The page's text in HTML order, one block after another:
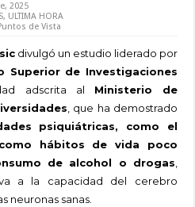
2025
, ULTIMA HORA
de Vista
divulgó un estudio liderado por
Superior de Investigaciones
adscrita al Ministerio de
, que ha demostrado
psiquiátricas, como el
hábitos de vida poco
de alcohol o drogas,
a la capacidad del cerebro
neuronas sanas.